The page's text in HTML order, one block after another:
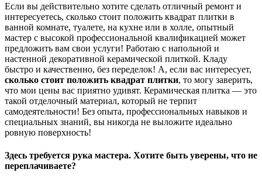
Если вы действительно хотите сделать отличный ремонт и
интересуетесь, сколько стоит положить квадрат плитки в
ванной комнате, туалете, на кухне или в холле, опытный
мастер с высокой профессиональной квалификацией может
предложить вам свои услуги! Работаю с напольной и
настенной декоративной керамической плиткой. Кладу
быстро и качественно, без переделок! А, если вас интересует,
сколько стоит положить квадрат плитки, то могу заверить,
что мои цены вас приятно удивят. Керамическая плитка — это
такой отделочный материал, который не терпит
самодеятельности! Без опыта, профессиональных навыков и
специальных знаний, вы никогда не выложите идеально
ровную поверхность!
Здесь требуется рука мастера. Хотите быть уверены, что не
переплачиваете?